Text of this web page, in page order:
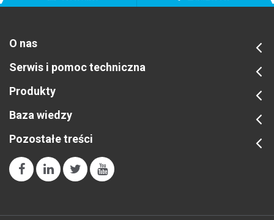
O nas
Serwis i pomoc techniczna
Produkty
Baza wiedzy
Pozostałe treści